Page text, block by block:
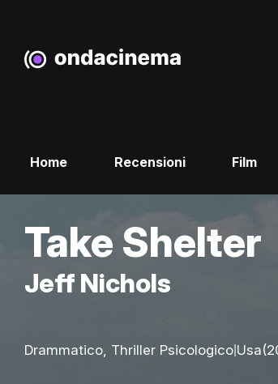
Home Recensioni Film
Take Shelter
Jeff Nichols
Drammatico, Thriller Psicologico|Usa